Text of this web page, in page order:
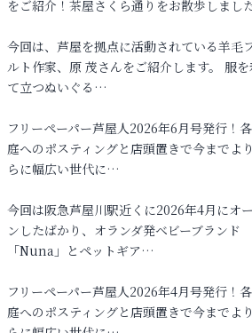
をご紹介！茶屋さくら通りをお散歩しまし
今回は、芦屋を拠点に活動されている羊毛
ルト作家、原 茂さんをご紹介します。 服を
て立つぬいぐる…
フリーペーパー芦屋人2026年6月号発行！
庭へのポスティングと店頭置きで今までよ
らに幅広い世代に…
今回は阪急芦屋川駅近くに2026年4月にオ
ンしたばかり、オランダ発ベビーブランド
「Nuna」とペットギア…
フリーペーパー芦屋人2026年4月号発行！
庭へのポスティングと店頭置きで今までよ